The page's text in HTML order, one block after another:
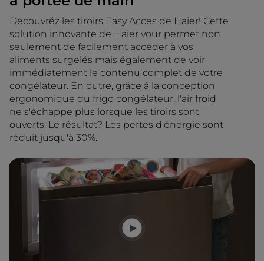
Découvréz les tiroirs Easy Acces de Haier! Cette
solution innovante de Haier vour permet non
seulement de facilement accéder à vos
aliments surgelés mais également de voir
immédiatement le contenu complet de votre
congélateur. En outre, gräce à la conception
ergonomique du frigo congélateur, l'air froid
ne s'échappe plus lorsque les tiroirs sont
ouverts. Le résultat? Les pertes d'énergie sont
réduit jusqu'à 30%.